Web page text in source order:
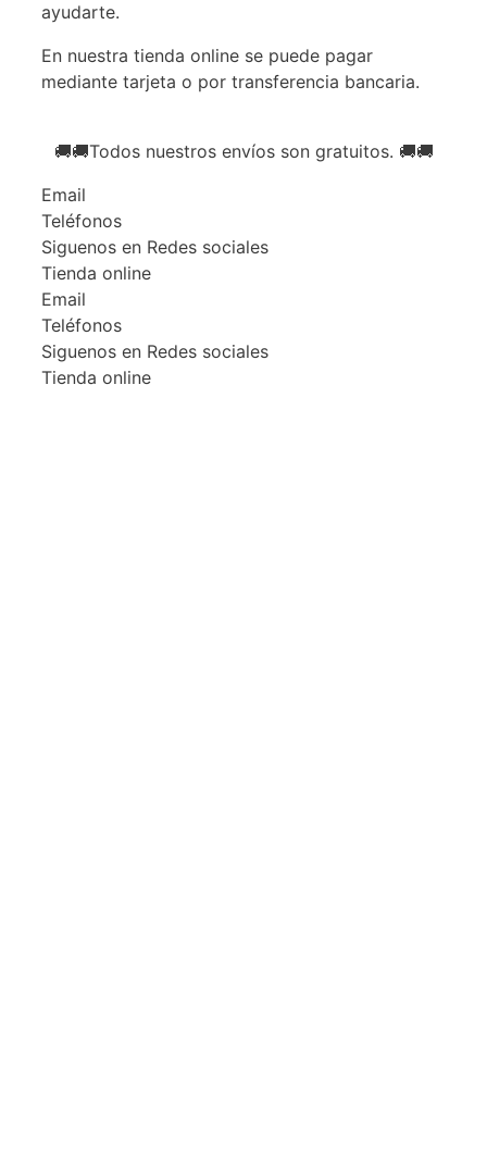
ayudarte.
En nuestra tienda online se puede pagar
mediante tarjeta o por transferencia bancaria.
🚚🚚Todos nuestros envíos son gratuitos. 🚚🚚
Email
Teléfonos
Siguenos en Redes sociales
Tienda online
Email
Teléfonos
Siguenos en Redes sociales
Tienda online